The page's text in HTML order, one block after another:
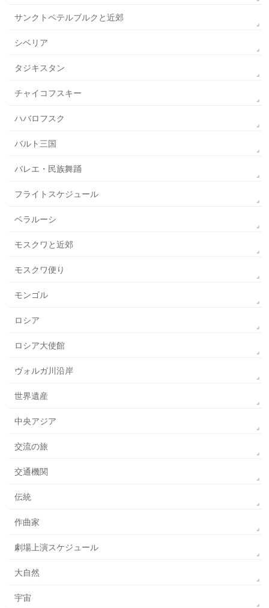
サンクトペテルブルクと近郊
シベリア
タジキスタン
チャイコフスキー
ハバロフスク
バルト三国
バレエ・民族舞踊
フライトスケジュール
ベラルーシ
モスクワと近郊
モスクワ便り
モンゴル
ロシア
ロシア大使館
ヴォルガ川沿岸
世界遺産
中央アジア
交流の旅
交通機関
伝統
作曲家
劇場上演スケジュール
大自然
宇宙